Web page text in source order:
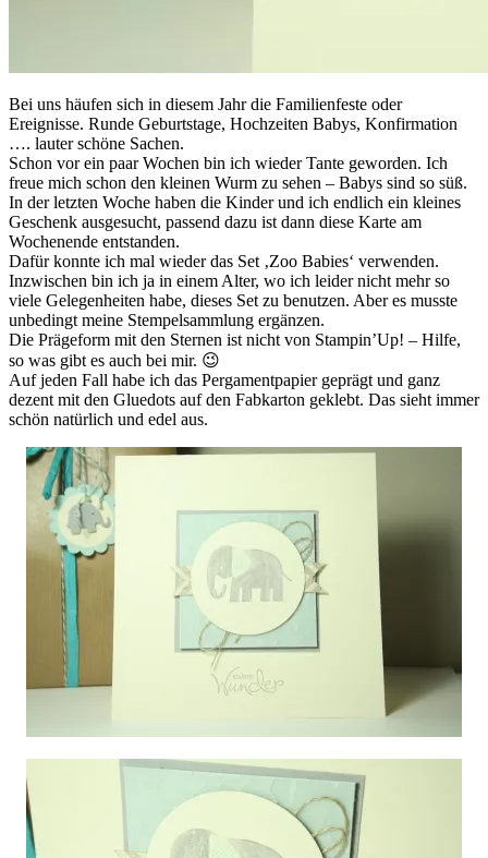
Bei uns häufen sich in diesem Jahr die Familienfeste oder
Ereignisse. Runde Geburtstage, Hochzeiten Babys, Konfirmation
…. lauter schöne Sachen.
Schon vor ein paar Wochen bin ich wieder Tante geworden. Ich
freue mich schon den kleinen Wurm zu sehen – Babys sind so süß.
In der letzten Woche haben die Kinder und ich endlich ein kleines
Geschenk ausgesucht, passend dazu ist dann diese Karte am
Wochenende entstanden.
Dafür konnte ich mal wieder das Set ‚Zoo Babies‘ verwenden.
Inzwischen bin ich ja in einem Alter, wo ich leider nicht mehr so
viele Gelegenheiten habe, dieses Set zu benutzen. Aber es musste
unbedingt meine Stempelsammlung ergänzen.
Die Prägeform mit den Sternen ist nicht von Stampin’Up! – Hilfe,
so was gibt es auch bei mir. 😉
Auf jeden Fall habe ich das Pergamentpapier geprägt und ganz
dezent mit den Gluedots auf den Fabkarton geklebt. Das sieht immer
schön natürlich und edel aus.